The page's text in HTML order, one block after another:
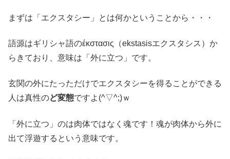
まずは「エクスタシー」とは何かということから・・・
語源はギリシャ語のέκστασις（ekstasisエクスタシス）か
らきており、意味は「外に立つ」です。
玄関の外にたっただけでエクスタシーを得ることができる
人は真性のど変態ですよ(^▽^;)ｗ
「外に立つ」のは肉体ではなく魂です！魂が肉体から外に
出て浮遊するという意味です。